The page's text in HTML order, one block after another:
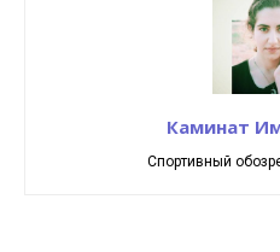
Каминат
Спортивный